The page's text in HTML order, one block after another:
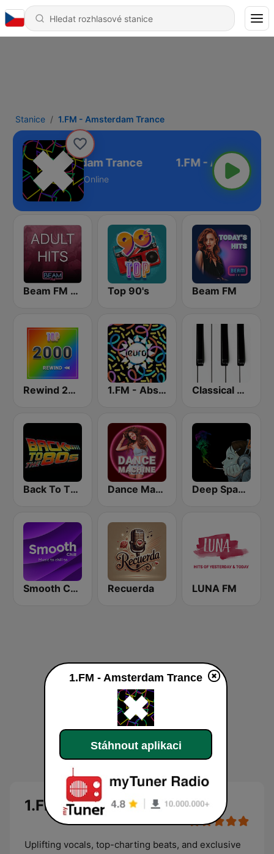
Stanice 1.FM - Amsterdam Trance
1.FM - Amsterdam Trance
Online
Beam FM - Adult Hits Top 90's Beam FM
Rewind 2000's 1.FM - Absolute Trance Classical Horizon Radio (International)
Back To The 80's Radio Dance Machine Deep Space Chill
Smooth Chill Recuerda LUNA FM
1.FM - Amsterdam Trance
Uplifting vocals, top-charting beats, and exclusive
1.FM - Amsterdam Trance
Stáhnout aplikaci